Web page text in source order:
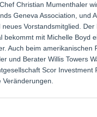
Christian Mumenthaler
Geneva Association, und
neues Vorstandsmitglied.
bekommt mit Michelle Boyd
Auch beim amerikanischen
und Berater Willis Towers
Scor Investment
Veränderungen.